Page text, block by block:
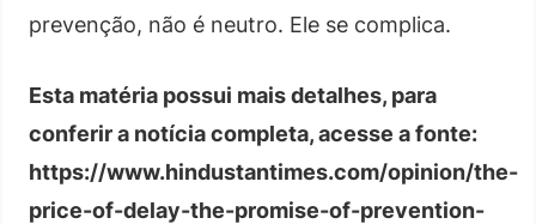
prevenção, não é neutro. Ele se complica.
Esta matéria possui mais detalhes, para
conferir a notícia completa, acesse a fonte:
https://www.hindustantimes.com/opinion/the-
price-of-delay-the-promise-of-prevention-